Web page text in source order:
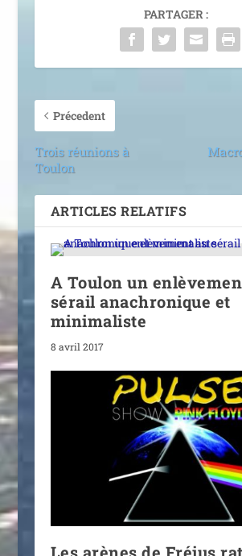
PARTAGER :
Précedent
Trois réunions à
Toulon
ARTICLES RELATIFS
A Toulon un
sérail anachronique et
minimaliste
8 avril 2017